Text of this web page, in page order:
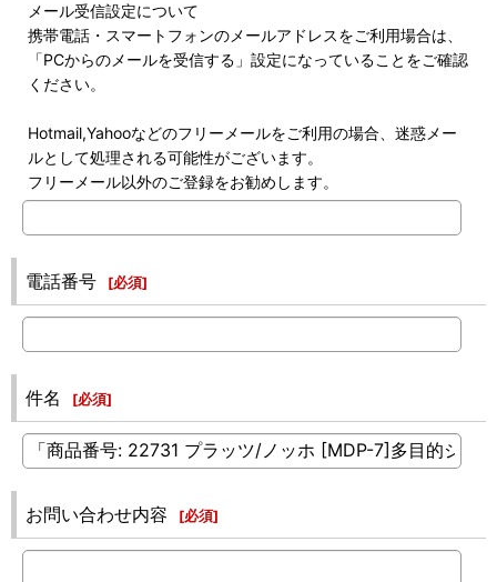
メール受信設定について
携帯電話・スマートフォンのメールアドレスをご利用場合は、
「PCからのメールを受信する」設定になっていることをご確認
ください。
Hotmail,Yahooなどのフリーメールをご利用の場合、迷惑メー
ルとして処理される可能性がございます。
フリーメール以外のご登録をお勧めします。
電話番号 [必須]
件名 [必須]
お問い合わせ内容 [必須]